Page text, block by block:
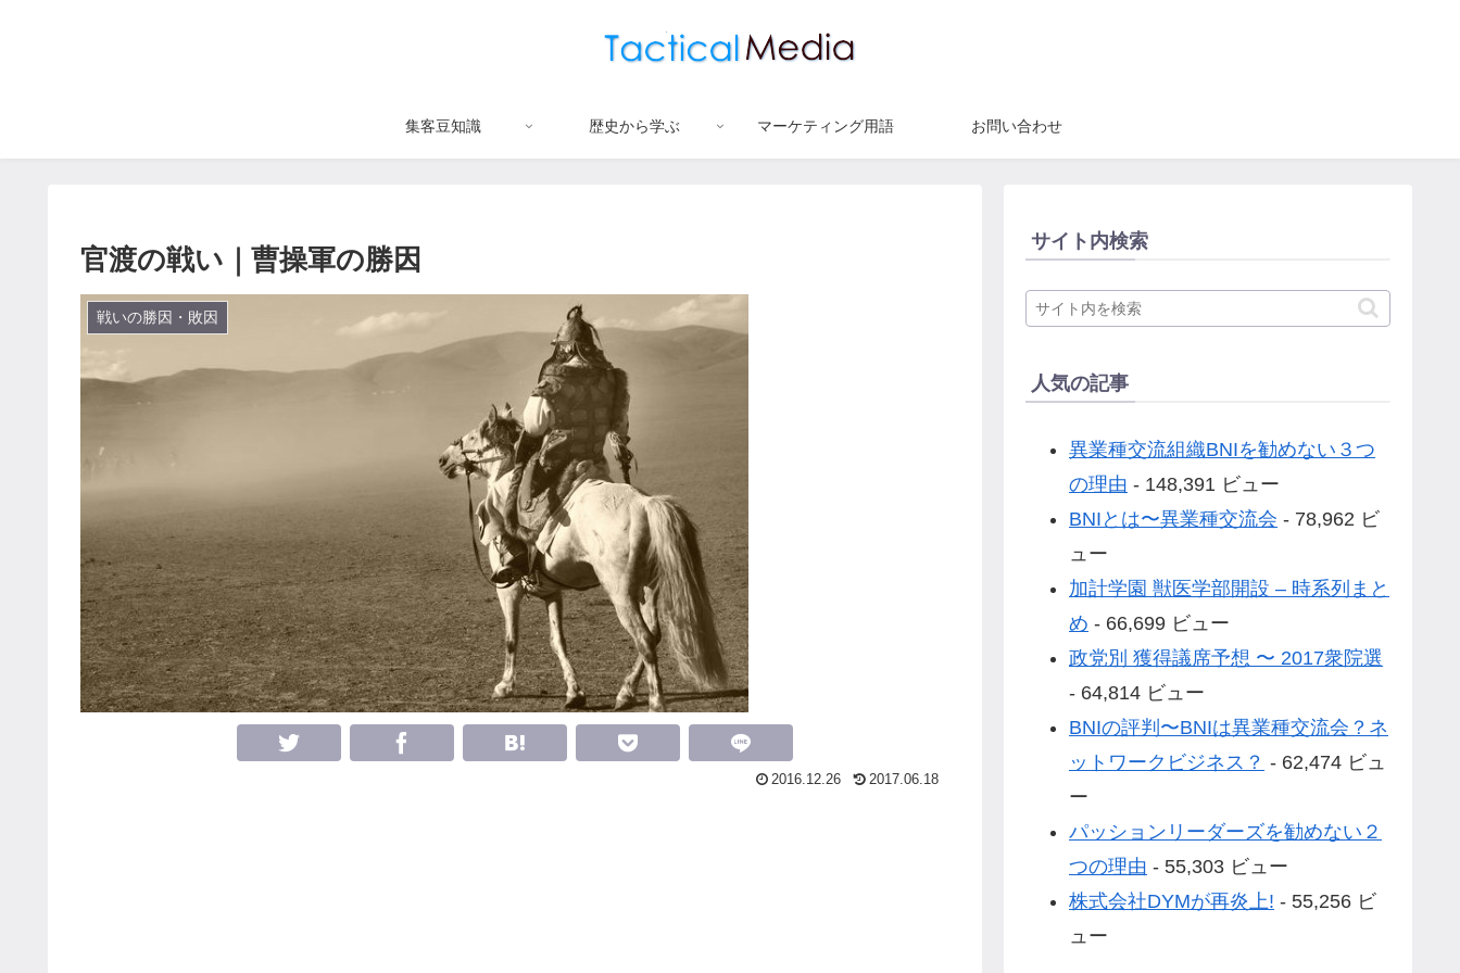
集客豆知識 歴史から学ぶ マーケティング用語 お問い合わせ
官渡の戦い｜曹操軍の勝因
戦いの勝因・敗因
2016.12.26 2017.06.18
サイト内検索
人気の記事
異業種交流組織BNIを勧めない３つ
の理由 - 148,391 ビュー
BNIとは〜異業種交流会 - 78,962 ビ
ュー
加計学園 獣医学部開設 – 時系列まと
め - 66,699 ビュー
政党別 獲得議席予想 〜 2017衆院選
- 64,814 ビュー
BNIの評判〜BNIは異業種交流会？ネ
ットワークビジネス？ - 62,474 ビュ
ー
パッションリーダーズを勧めない２
つの理由 - 55,303 ビュー
株式会社DYMが再炎上! - 55,256 ビ
ュー